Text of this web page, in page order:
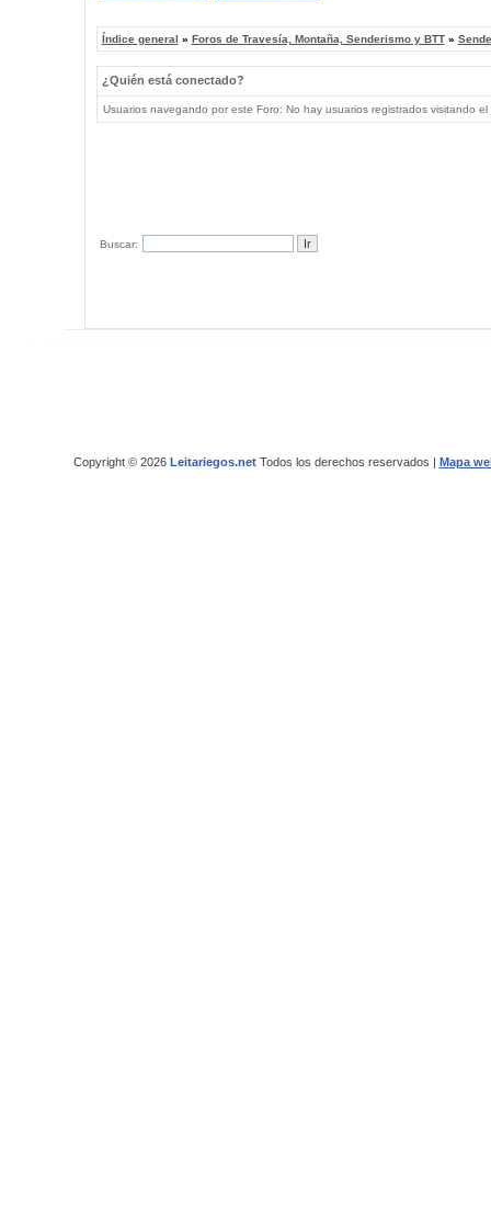
Índice general » Foros de Travesía, Montaña, Senderismo y BTT»
¿Quién está conectado?
Usuarios navegando por este Foro: No hay usuarios registrados visitando
Buscar:
Copyright © 2026 Leitariegos.netTodos los derechos reservados | Mapa